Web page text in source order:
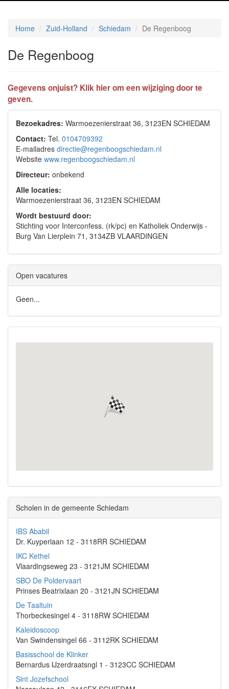
Home Zuid-Holland Schiedam De Regenboog
De Regenboog
Gegevens onjuist? Klik hier om een wijziging door te
geven.
Bezoekadres: Warmoezenierstraat 36, 3123EN SCHIEDAM
Contact: Tel. 0104709392
E-mailadres directie@regenboogschiedam.nl
Website www.regenboogschiedam.nl
Directeur: onbekend
Alle locaties:
Warmoezenierstraat 36, 3123EN SCHIEDAM
Wordt bestuurd door:
Stichting voor Interconfess. (rk/pc) en Katholiek Onderwijs -
Burg Van Lierplein 71, 3134ZB VLAARDINGEN
Open vacatures
Geen...
Scholen in de gemeente Schiedam
IBS Ababil
Dr. Kuyperlaan 12 - 3118RR SCHIEDAM
IKC Kethel
Vlaardingseweg 23 - 3121JM SCHIEDAM
SBO De Poldervaart
Prinses Beatrixlaan 20 - 3121JN SCHIEDAM
De Taaltuin
Thorbeckesingel 4 - 3118RW SCHIEDAM
Kaleidoscoop
Van Swindensingel 66 - 3112RK SCHIEDAM
Basisschool de Klinker
Bernardus IJzerdraatsngl 1 - 3123CC SCHIEDAM
Sint Jozefschool